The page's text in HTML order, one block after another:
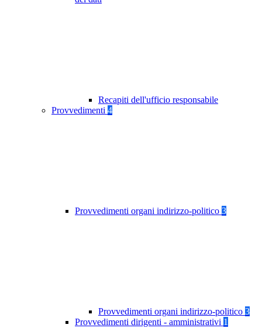
Recapiti dell'ufficio responsabile
Provvedimenti 4
Provvedimenti organi indirizzo-politico 3
Provvedimenti organi indirizzo-politico 3
Provvedimenti dirigenti - amministrativi 1